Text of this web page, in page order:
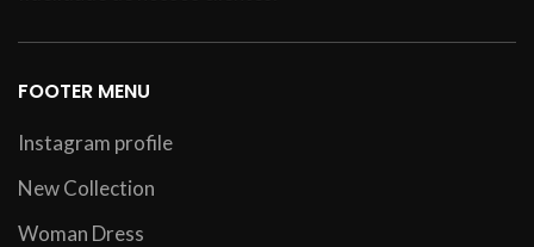
FOOTER MENU
Instagram profile
New Collection
Woman Dress